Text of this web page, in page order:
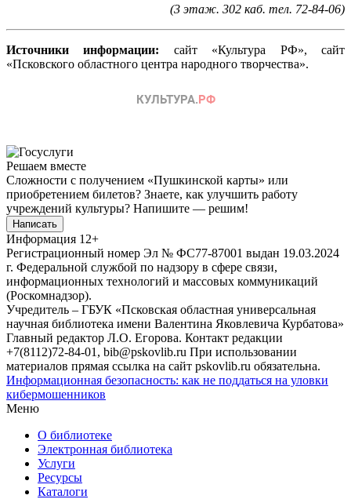
(3 этаж. 302 каб. тел. 72-84-06)
Источники информации: сайт «Культура РФ», сайт
«Псковского областного центра народного творчества».
Решаем вместе
Сложности с получением «Пушкинской карты» или
приобретением билетов? Знаете, как улучшить работу
учреждений культуры? Напишите — решим!
Написать
Информация 12+
Регистрационный номер Эл № ФС77-87001 выдан 19.03.2024
г. Федеральной службой по надзору в сфере связи,
информационных технологий и массовых коммуникаций
(Роскомнадзор).
Учредитель – ГБУК «Псковская областная универсальная
научная библиотека имени Валентина Яковлевича Курбатова»
Главный редактор Л.О. Егорова. Контакт редакции
+7(8112)72-84-01, bib@pskovlib.ru При использовании
материалов прямая ссылка на сайт pskovlib.ru обязательна.
Информационная безопасность: как не поддаться на уловки
кибермошенников
Меню
О библиотеке
Электронная библиотека
Услуги
Ресурсы
Каталоги